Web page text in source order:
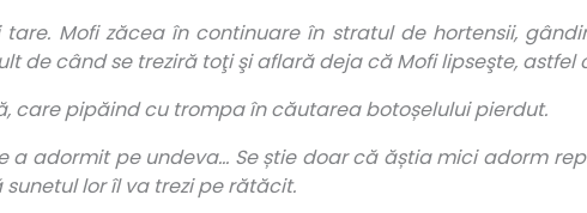
Mofi zăcea în continuare în stratul de hortensii,
de când se treziră toţi şi aflară deja că Mofi lipseşte,
care pipăind cu trompa în căutarea botoșelului pierdut.
a adormit pe undeva… Se știe doar că ăștia mici adorm
lor îl va trezi pe rătăcit.